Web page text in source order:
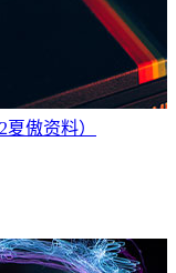
傲资料）